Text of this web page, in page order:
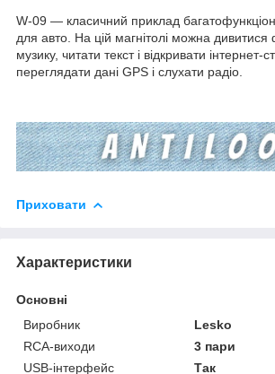
W-09 — класичний приклад
для авто. На цій магнітолі можна дивитися
музику, читати текст і відкривати інтернет-
переглядати дані GPS і слухати радіо.
Приховати
Характеристики
Основні
Виробник
Lesko
RCA-виходи
3 пари
USB-інтерфейс
Так